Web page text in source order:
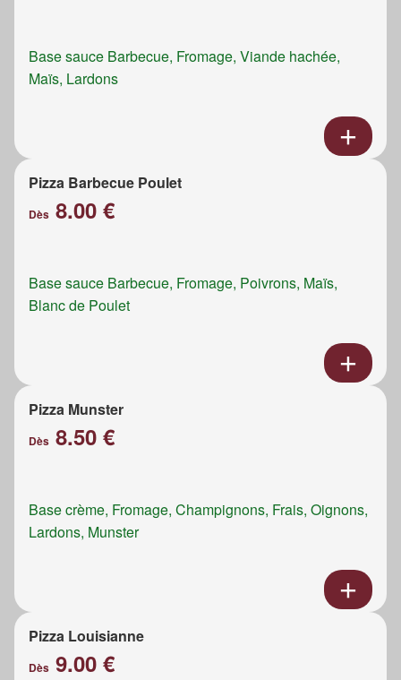
Base sauce Barbecue, Fromage, Viande hachée,
Maïs, Lardons
Pizza Barbecue Poulet
Dès 8.00 €
Base sauce Barbecue, Fromage, Poivrons, Maïs,
Blanc de Poulet
Pizza Munster
Dès 8.50 €
Base crème, Fromage, Champignons, Frais, Oignons,
Lardons, Munster
Pizza Louisianne
Dès 9.00 €